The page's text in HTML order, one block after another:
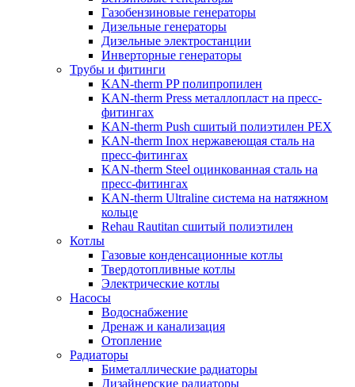
Газобензиновые генераторы
Дизельные генераторы
Дизельные электростанции
Инверторные генераторы
Трубы и фитинги
KAN-therm PP полипропилен
KAN-therm Рress металлопласт на пресс-
фитингах
KAN-therm Push сшитый полиэтилен PEX
KAN-therm Inox нержавеющая сталь на
пресс-фитингах
KAN-therm Steel оцинкованная сталь на
пресс-фитингах
KAN-therm Ultraline система на натяжном
кольце
Rehau Rautitan сшитый полиэтилен
Котлы
Газовые конденсационные котлы
Твердотопливные котлы
Электрические котлы
Насосы
Водоснабжение
Дренаж и канализация
Отопление
Радиаторы
Биметаллические радиаторы
Дизайнерские радиаторы